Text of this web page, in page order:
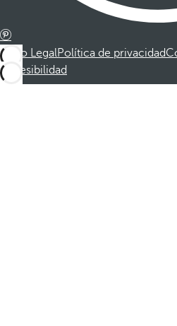
Aviso LegalPolítica de privacidad
Accesibilidad